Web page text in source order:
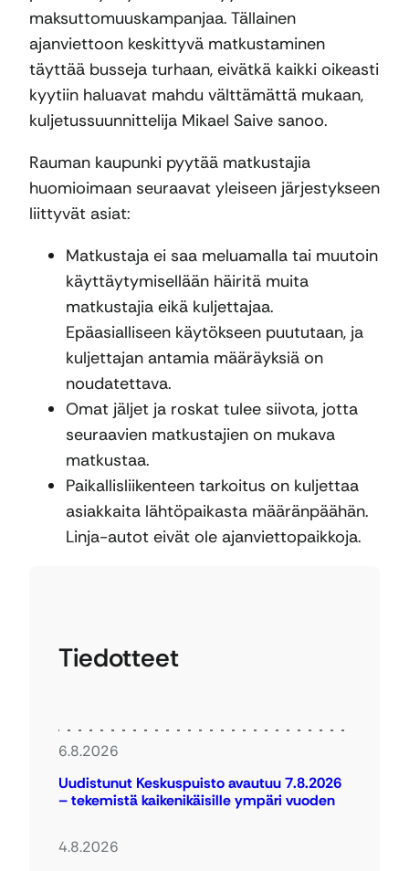
maksuttomuuskampanjaa. Tällainen
ajanviettoon keskittyvä matkustaminen
täyttää busseja turhaan, eivätkä kaikki oikeasti
kyytiin haluavat mahdu välttämättä mukaan,
kuljetussuunnittelija Mikael Saive sanoo.
Rauman kaupunki pyytää matkustajia
huomioimaan seuraavat yleiseen järjestykseen
liittyvät asiat:
Matkustaja ei saa meluamalla tai muutoin
käyttäytymisellään häiritä muita
matkustajia eikä kuljettajaa.
Epäasialliseen käytökseen puututaan, ja
kuljettajan antamia määräyksiä on
noudatettava.
Omat jäljet ja roskat tulee siivota, jotta
seuraavien matkustajien on mukava
matkustaa.
Paikallisliikenteen tarkoitus on kuljettaa
asiakkaita lähtöpaikasta määränpäähän.
Linja-autot eivät ole ajanviettopaikkoja.
Tiedotteet
6.8.2026
Uudistunut Keskuspuisto avautuu 7.8.2026
– tekemistä kaikenikäisille ympäri vuoden
4.8.2026